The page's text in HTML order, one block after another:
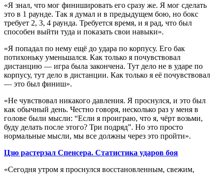
«Я знал, что мог финишировать его сразу же. Я мог сделать
это в 1 раунде. Так я думал и в предыдущем бою, но бокс
требует 2, 3, 4 раунда. Требуется время, и я рад, что был
способен выйти туда и показать свои навыки».
«Я попадал по нему ещё до удара по корпусу. Его бак
потихоньку уменьшался. Как только я почувствовал
дистанцию — игра была закончена. Тут дело не в ударе по
корпусу, тут дело в дистанции. Как только я её почувствовал
— это был финиш».
«Не чувствовал никакого давления. Я проснулся, и это был
как обычный день. Честно говоря, несколько раз у меня в
голове были мысли: “Если я проиграю, что я, чёрт возьми,
буду делать после этого? Три подряд”. Но это просто
нормальные мысли, мы все должны через это пройти».
Цзю растерзал Спенсера. Статистика ударов боя
«Сегодня утром я проснулся восстановленным, свежим,